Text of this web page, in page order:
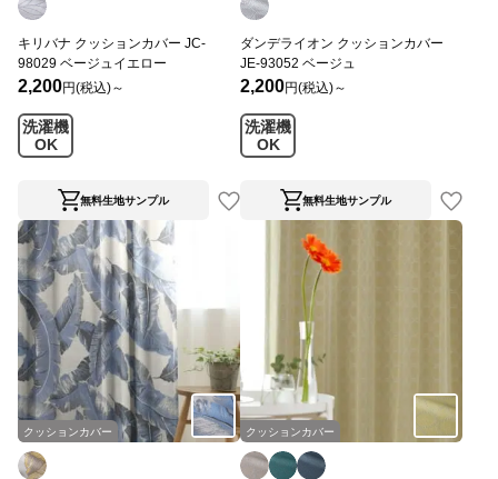
キリバナ クッションカバー JC-
98029 ベージュイエロー
2,200円(税込)～
洗濯機
OK
無料生地サンプル
ダンデライオン クッションカバー
JE-93052 ベージュ
2,200円(税込)～
洗濯機
OK
無料生地サンプル
クッションカバー クッションカバー